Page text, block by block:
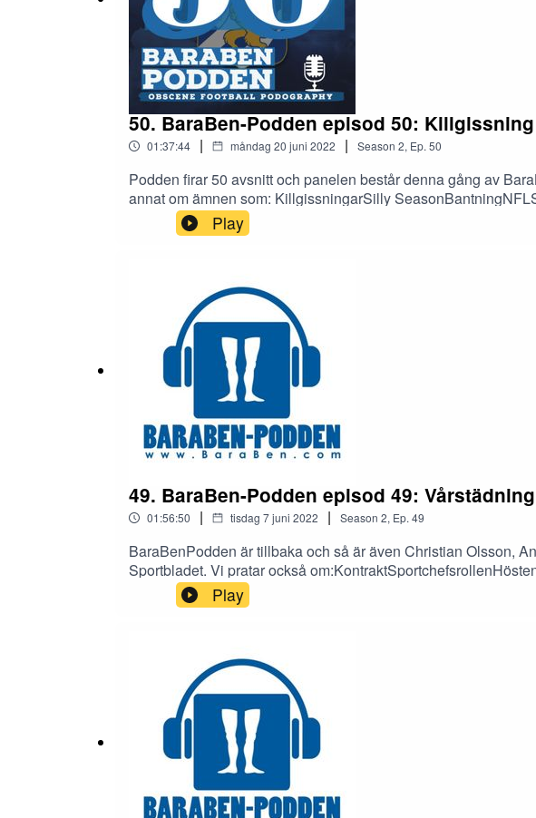
50. BaraBen-Podden episod 50: Killgissning
01:37:44 | måndag 20 juni 2022 | Season 2, Ep. 50
Podden firar 50 avsnitt och panelen består denna gång av
annat om ämnen som: KillgissningarSilly
tilläggstid på det! Valuta för pen...eh, nej just det.Tack för att du
Play
49. BaraBen-Podden episod 49: Vårstädning
01:56:50 | tisdag 7 juni 2022 | Season 2, Ep. 49
BaraBenPodden är tillbaka och så är även Christian Olsson,
Sportbladet. Vi pratar också
bäst, Daniel väljer Batman och Christian håller Marvel högst.
Play